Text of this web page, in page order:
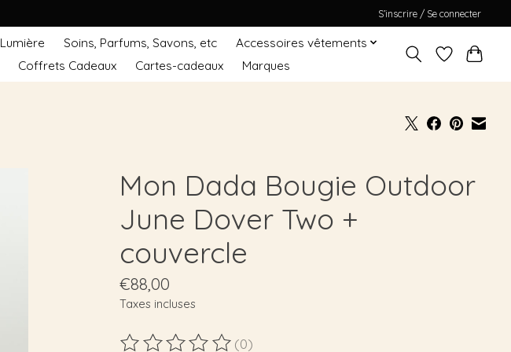
S’inscrire / Se connecter
Lumière Soins, Parfums, Savons, etc
Accessoires vêtements
Coffrets Cadeaux Cartes-cadeaux Marques
Mon Dada Bougie Outdoor
June Dover Two +
couvercle
€88,00
Taxes incluses
(0)